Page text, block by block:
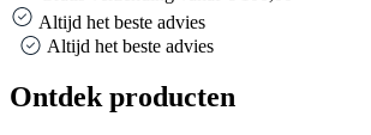
Altijd het beste advies
Altijd het beste advies
Ontdek producten